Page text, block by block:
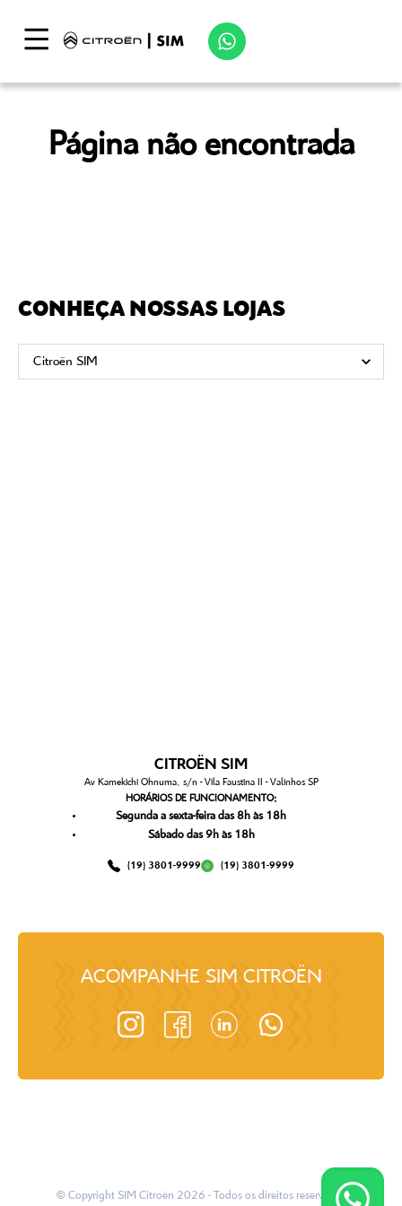
Página não encontrada
CONHEÇA NOSSAS LOJAS
CITROËN SIM
Av Kamekichi Ohnuma, s/n - Vila Faustina II - Valinhos SP
HORÁRIOS DE FUNCIONAMENTO:
Segunda a sexta-feira das 8h às 18h
Sábado das 9h às 18h
(19) 3801-9999 (19) 3801-9999
ACOMPANHE SIM CITROËN
© Copyright SIM Citroën 2026 - Todos os direitos reservados